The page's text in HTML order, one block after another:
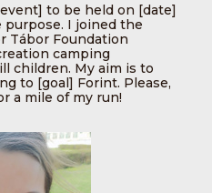
to be held on [date]
I joined the
Tábor Foundation
camping
children. My aim is to
to [goal] Forint. Please,
a mile of my run!